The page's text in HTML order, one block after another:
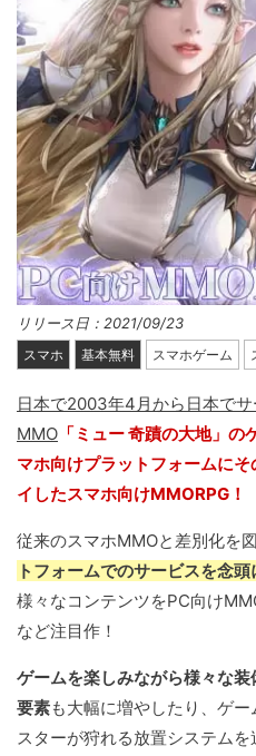
リリース日：2021/09/23
スマホ 基本無料 スマホゲーム
日本で2003年4月から日本で
MMO 「ミュー 奇蹟の大地」
マホ向けプラットフォームに
イしたスマホ向けMMORPG！
従来のスマホMMOと差別化を図
トフォームでのサービスを念
様々なコンテンツをPC向け
など注目作！
ゲームを楽しみながら様々な
要素も大幅に増やしたり、ゲ
スターが狩れる放置システム